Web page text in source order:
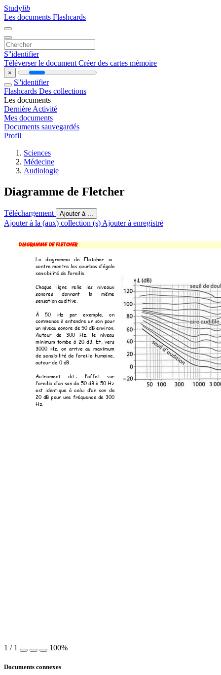
Studylib
Les documents Flashcards
S''identifier
Téléverser le document Créer des cartes mémoire
×
S''identifier
Flashcards Des collections
Les documents
Dernière Activité
Mes documents
Documents sauvegardés
Profil
Sciences
Médecine
Audiologie
Diagramme de Fletcher
Téléchargement Ajouter à ...
Ajouter à la (aux) collection (s) Ajouter à enregistré
Diagramme deFletcher
Le diagramme de Fletcher
ci-
contre montre les courbes d’égale
sensibilité de l’oreille.
Chaque ligne relie les
niveaux
sonores
donnant la
même
sensation auditive.
À 50 Hz par exemple,
on
commence à entendre un son pour
un niveau sonore de 50 dB environ.
Autour
de 300 Hz, le
niveau
minimum tombe à 20 dB. Et, vers
3000  Hz, on  arrive  au maximum
de sensibilité de l’oreille humaine,
autour de 0 dB.
Autrement dit : l’effet
sur
l’oreille d’un son de 50 dB à 50 Hz
est identique à celui d’un son de
20 dB pour une fréquence de 300
Hz.
1 / 1 100%
Documents connexes